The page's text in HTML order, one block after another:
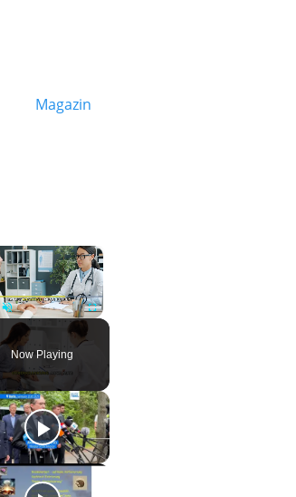
Magazin
×
Unmute Fullscreen
Now Playing